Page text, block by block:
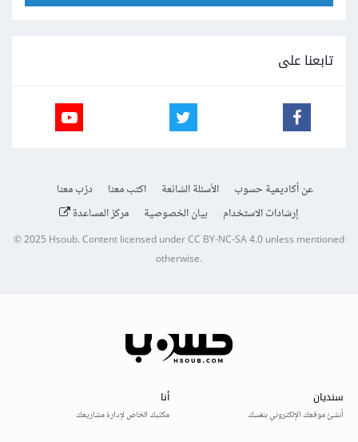
تابعنا على
عن أكاديمية حسوب الأسئلة الشائعة اكتب معنا
درّب معنا
إرشادات الاستخدام
بيان الخصوصية مركز المساعدة
© 2025Hsoub.Content licensed underCC BY-NC-SA 4.0unless mentioned
otherwise.